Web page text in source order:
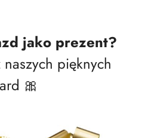
jako prezent?
pięknych
🎀